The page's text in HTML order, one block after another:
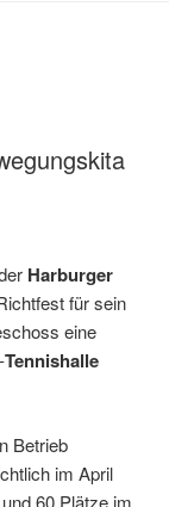
Harburger
für sein
eine
Tennishalle
Betrieb
im April
und 60 Plätze im